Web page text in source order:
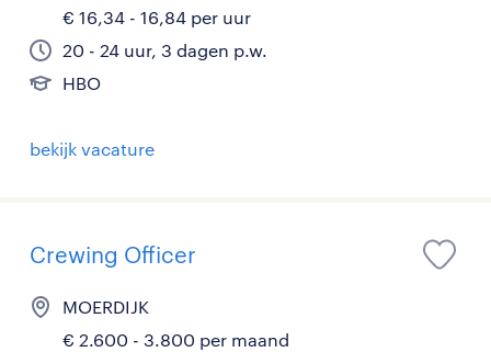
€ 16,34 - 16,84 per uur
20 - 24 uur, 3 dagen p.w.
HBO
bekijk vacature
Crewing Officer
MOERDIJK
€ 2.600 - 3.800 per maand